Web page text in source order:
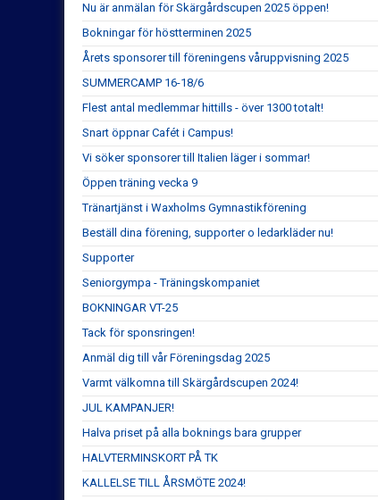
Nu är anmälan för Skärgårdscupen 2025 öppen!
Bokningar för höstterminen 2025
Årets sponsorer till föreningens våruppvisning 2025
SUMMERCAMP 16-18/6
Flest antal medlemmar hittills - över 1300 totalt!
Snart öppnar Cafét i Campus!
Vi söker sponsorer till Italien läger i sommar!
Öppen träning vecka 9
Tränartjänst i Waxholms Gymnastikförening
Beställ dina förening, supporter o ledarkläder nu!
Supporter
Seniorgympa - Träningskompaniet
BOKNINGAR VT-25
Tack för sponsringen!
Anmäl dig till vår Föreningsdag 2025
Varmt välkomna till Skärgårdscupen 2024!
JUL KAMPANJER!
Halva priset på alla boknings bara grupper
HALVTERMINSKORT PÅ TK
KALLELSE TILL ÅRSMÖTE 2024!